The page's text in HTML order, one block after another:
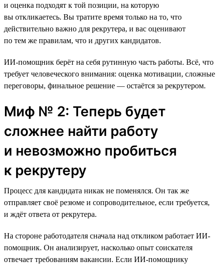
и оценка подходят к той позиции, на которую
вы откликаетесь. Вы тратите время только на то, что
действительно важно для рекрутера, и вас оценивают
по тем же правилам, что и других кандидатов.
ИИ-помощник берёт на себя рутинную часть работы. Всё, что
требует человеческого внимания: оценка мотивации, сложные
переговоры, финальное решение — остаётся за рекрутером.
Миф № 2: Теперь будет
сложнее найти работу
и невозможно пробиться
к рекрутеру
Процесс для кандидата никак не поменялся. Он так же
отправляет своё резюме и сопроводительное, если требуется,
и ждёт ответа от рекрутера.
На стороне работодателя сначала над откликом работает ИИ-
помощник. Он анализирует, насколько опыт соискателя
отвечает требованиям вакансии. Если ИИ-помощнику